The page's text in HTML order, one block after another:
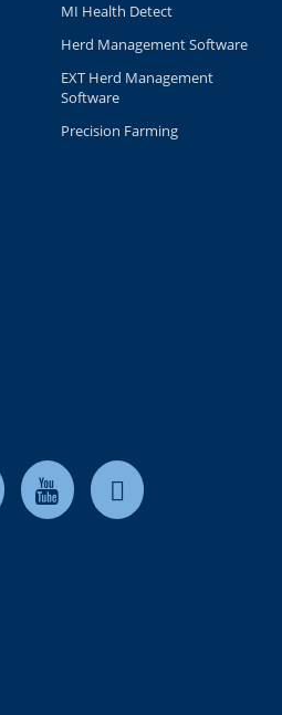
MI Health Detect
Herd Management Software
EXT Herd Management
Software
Precision Farming